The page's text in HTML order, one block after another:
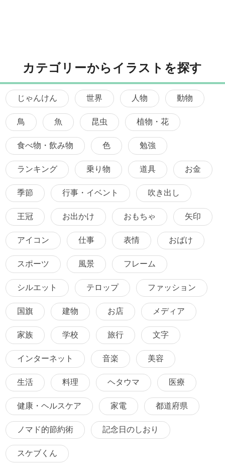
カテゴリーからイラストを探す
じゃんけん 世界 人物 動物
鳥 魚 昆虫 植物・花
食べ物・飲み物 色 勉強
ランキング 乗り物 道具 お金
季節 行事・イベント 吹き出し
王冠 お出かけ おもちゃ 矢印
アイコン 仕事 表情 おばけ
スポーツ 風景 フレーム
シルエット テロップ ファッション
国旗 建物 お店 メディア
家族 学校 旅行 文字
インターネット 音楽 美容
生活 料理 ヘタウマ 医療
健康・ヘルスケア 家電 都道府県
ノマド的節約術 記念日のしおり
スケブくん